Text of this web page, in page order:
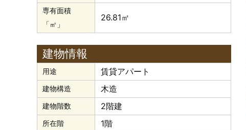
専有面積
「㎡」
26.81㎡
建物情報
用途 賃貸アパート
建物構造 木造
建物階数 2階建
所在階 1階